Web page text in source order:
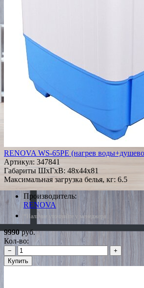
RENOVA WS-65PE (нагрев
Артикул: 347841
Габариты ШxГxВ: 48x44x81
Максимальная загрузка белья, кг: 6.5
Производитель:
RENOVA
*Наличие уточняйте у менеджера
9990руб.
Кол-во:
−
+
Купить